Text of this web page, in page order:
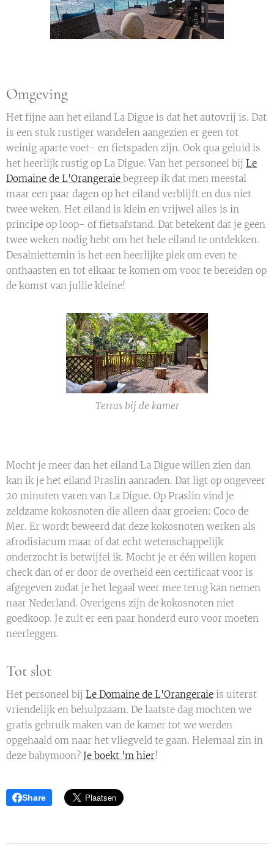
Omgeving
Het fijne aan het eiland La Digue is dat het autovrij is. Dat
is een stuk rustiger wandelen aangezien er geen tot
weinig aparte voet- en fietspaden zijn. Ook qua geluid is
het heerlijk rustig op La Digue. Van het personeel bij Le
Domaine de L'Orangeraie begreep ik dat men meestal
maar een paar dagen op het eiland verblijft en dus niet
twee weken. Het eiland is klein en vrijwel alles is in
principe op loop- of fietsafstand. Dat betekent dat je geen
twee weken nodig hebt om het hele eiland te ontdekken.
Desalniettemin is het een heerlijke plek om even te
onthaasten en tot elkaar te komen om voor te bereiden op
de komst van jullie kleine!
Terras bij de kamer
Mocht je meer dan het eiland La Digue willen zien dan
kan ik je het eiland Praslin aanraden. Dat ligt op ongeveer
20 minuten varen van La Digue. Op Praslin vind je
zeldzame kokosnoten die alleen daar groeien: Coco de
Mer. Er wordt beweerd dat deze kokosnoten werken als
afrodisiacum maar of dat echt wetenschappelijk
onderzocht is betwijfel ik. Mocht je er één willen kopen
check dan of er door de overheid een certificaat voor is
afgegeven zodat je het legaal weer mee terug kan nemen
naar Nederland. Overigens zijn de kokosnoten niet
goedkoop. Je zult er een paar honderd euro voor moeten
neerleggen.
Tot slot
Het personeel bij Le Domaine de L'Orangeraie is uiterst
vriendelijk en behulpzaam. De laatste dag mochten we
gratis gebruik maken van de kamer tot we werden
opgehaald om naar het vliegveld te gaan. Helemaal zin in
deze babymoon? Je boekt 'm hier!
Share